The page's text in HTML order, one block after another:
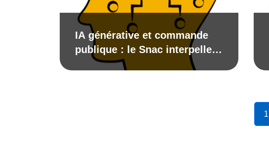
IA générative et commande
publique : le Snac interpelle
les maires de France
1